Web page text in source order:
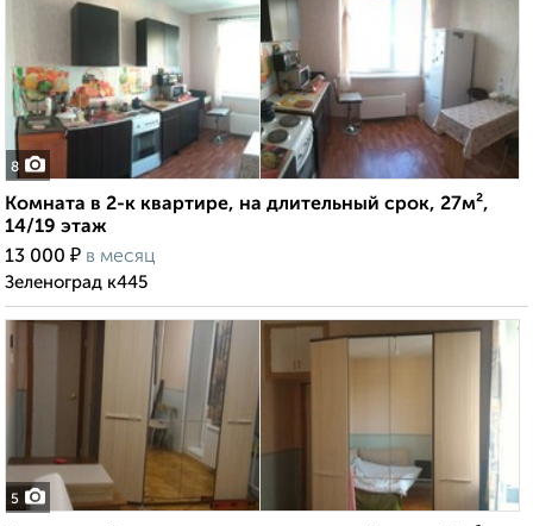
8
Комната в 2-к квартире, на длительный срок, 27м²,
14/19 этаж
13 000 ₽ в месяц
Зеленоград к445
5